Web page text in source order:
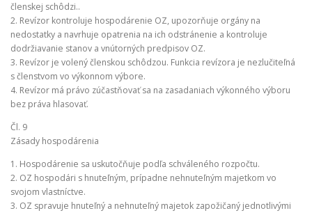
členskej schôdzi..
2. Revízor kontroluje hospodárenie OZ, upozorňuje orgány na
nedostatky a navrhuje opatrenia na ich odstránenie a kontroluje
dodržiavanie stanov a vnútorných predpisov OZ.
3. Revízor je volený členskou schôdzou. Funkcia revízora je nezlučiteľná
s členstvom vo výkonnom výbore.
4. Revízor má právo zúčastňovať sa na zasadaniach výkonného výboru
bez práva hlasovať.
Čl. 9
Zásady hospodárenia
1. Hospodárenie sa uskutočňuje podľa schváleného rozpočtu.
2. OZ hospodári s hnuteľným, prípadne nehnuteľným majetkom vo
svojom vlastníctve.
3. OZ spravuje hnuteľný a nehnuteľný majetok zapožičaný jednotlivými